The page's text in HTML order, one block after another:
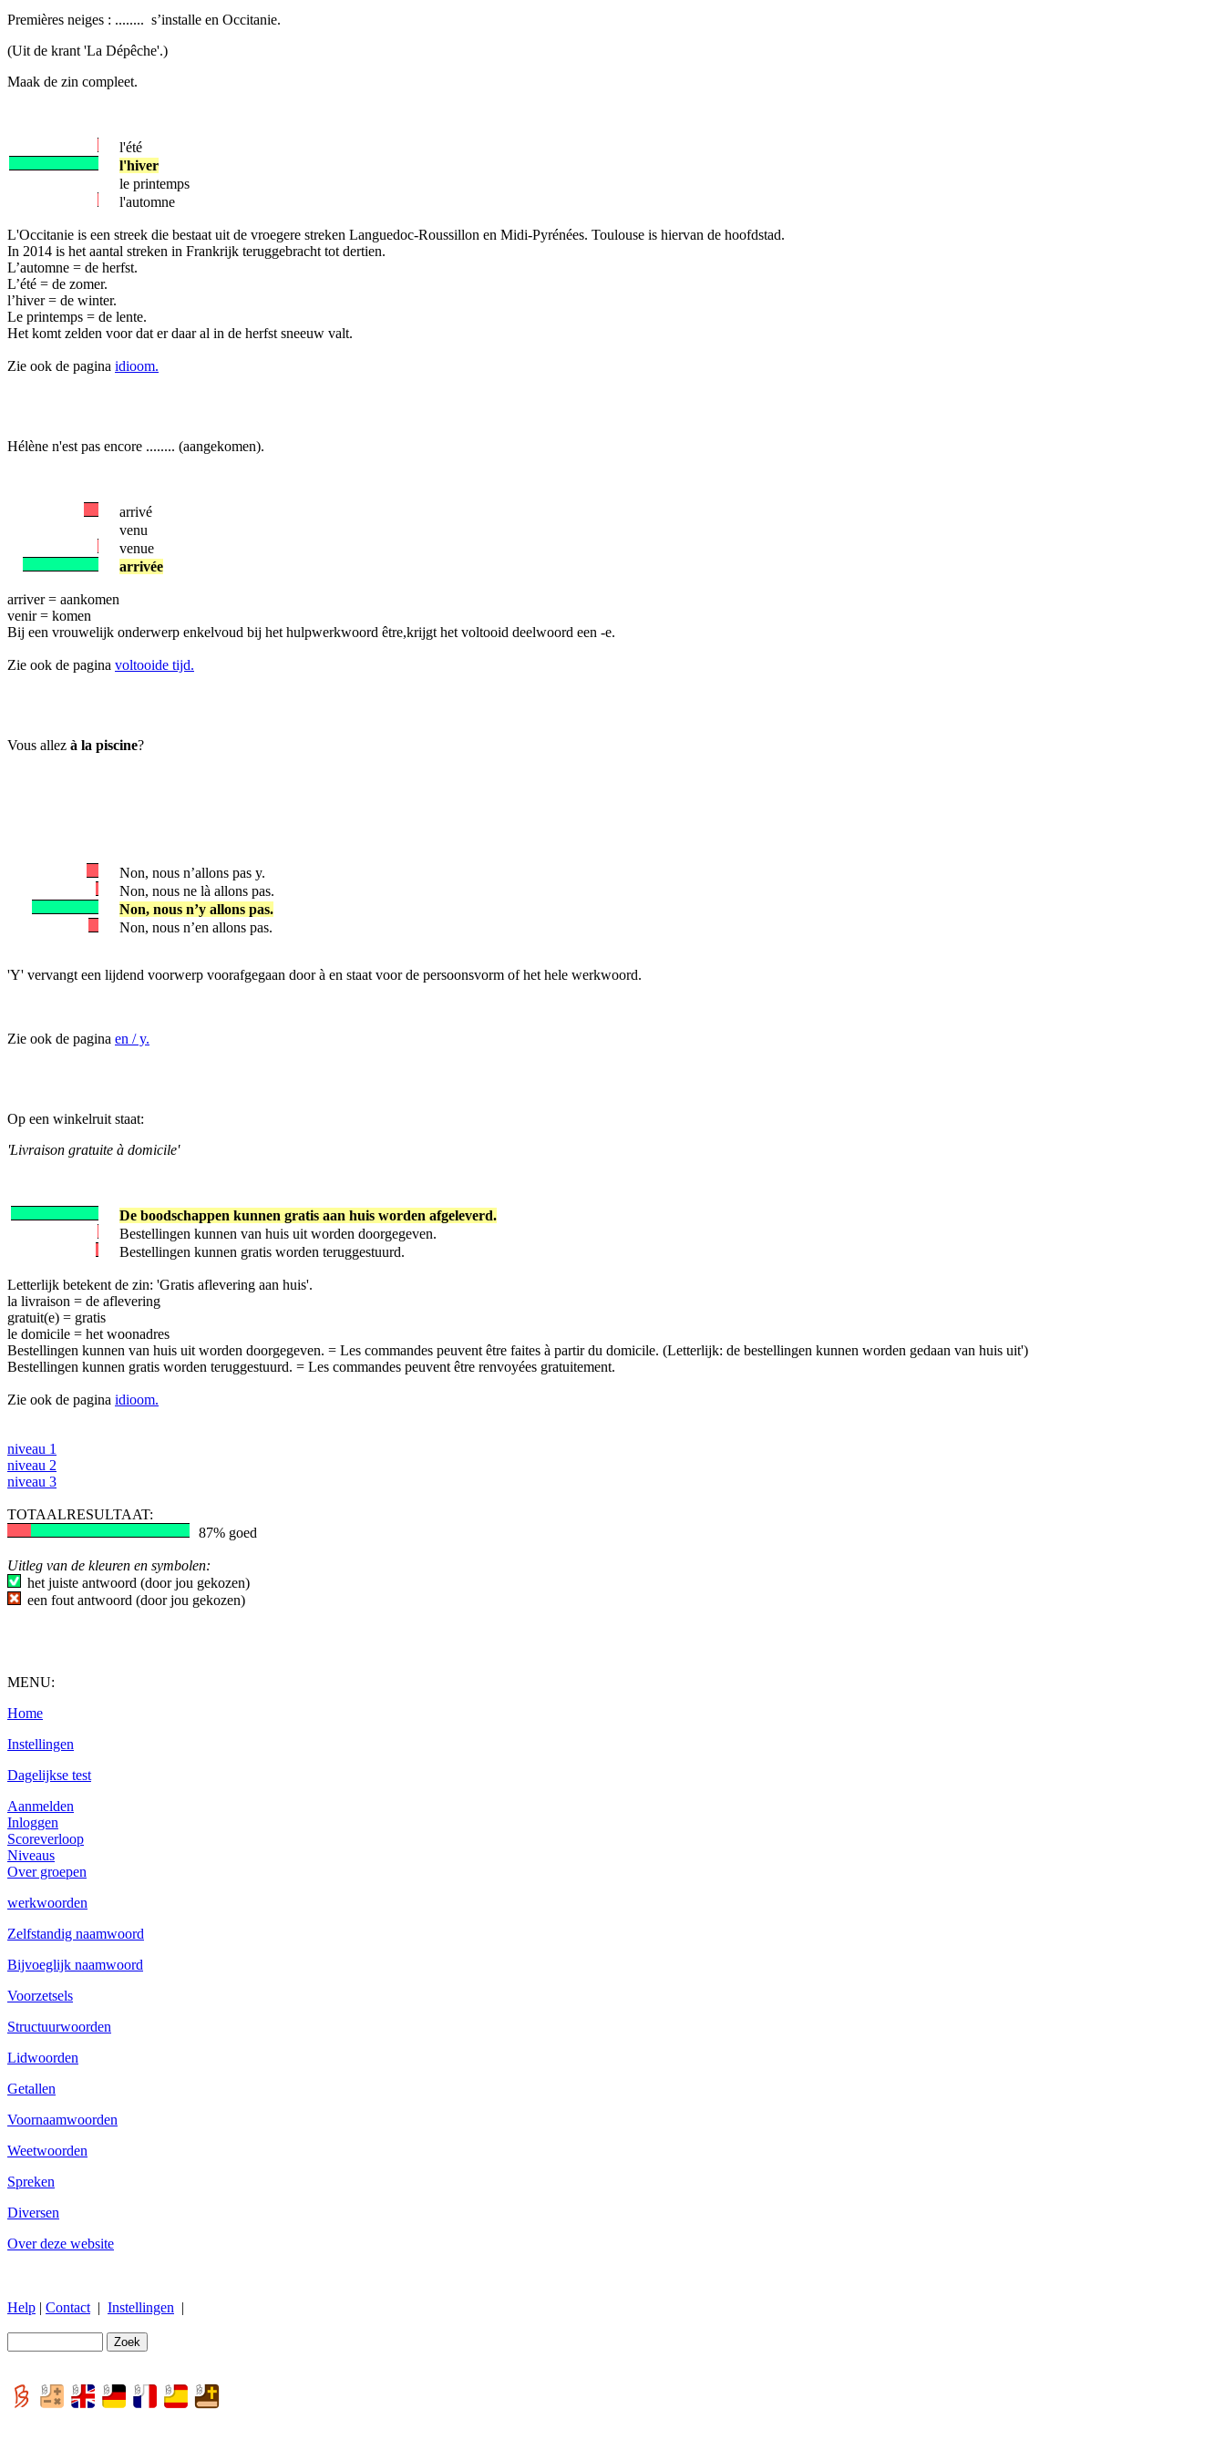
Premières neiges : ........ s’installe en Occitanie.
(Uit de krant 'La Dépêche'.)
Maak de zin compleet.
l'été
l'hiver
le printemps
l'automne
L'Occitanie is een streek die bestaat uit de vroegere streken Languedoc-Roussillon en Midi-Pyrénées. Toulouse is hiervan de hoofdstad.
In 2014 is het aantal streken in Frankrijk teruggebracht tot dertien.
L’automne = de herfst.
L’été = de zomer.
l’hiver = de winter.
Le printemps = de lente.
Het komt zelden voor dat er daar al in de herfst sneeuw valt.
Zie ook de pagina idioom.
Hélène n'est pas encore ........ (aangekomen).
arrivé
venu
venue
arrivée
arriver = aankomen
venir = komen
Bij een vrouwelijk onderwerp enkelvoud bij het hulpwerkwoord être,krijgt het voltooid deelwoord een -e.
Zie ook de pagina voltooide tijd.
Vous allez à la piscine?
Non, nous n’allons pas y.
Non, nous ne là allons pas.
Non, nous n’y allons pas.
Non, nous n’en allons pas.
'Y' vervangt een lijdend voorwerp voorafgegaan door à en staat voor de persoonsvorm of het hele werkwoord.
Zie ook de pagina en / y.
Op een winkelruit staat:
'Livraison gratuite à domicile'
De boodschappen kunnen gratis aan huis worden afgeleverd.
Bestellingen kunnen van huis uit worden doorgegeven.
Bestellingen kunnen gratis worden teruggestuurd.
Letterlijk betekent de zin: 'Gratis aflevering aan huis'.
la livraison = de aflevering
gratuit(e) = gratis
le domicile = het woonadres
Bestellingen kunnen van huis uit worden doorgegeven. = Les commandes peuvent être faites à partir du domicile. (Letterlijk: de bestellingen kunnen worden gedaan van huis uit')
Bestellingen kunnen gratis worden teruggestuurd. = Les commandes peuvent être renvoyées gratuitement.
Zie ook de pagina idioom.
niveau 1
niveau 2
niveau 3
TOTAALRESULTAAT:
87% goed
Uitleg van de kleuren en symbolen:
het juiste antwoord (door jou gekozen)
een fout antwoord (door jou gekozen)
MENU:
Home
Instellingen
Dagelijkse test
Aanmelden
Inloggen
Scoreverloop
Niveaus
Over groepen
werkwoorden
Zelfstandig naamwoord
Bijvoeglijk naamwoord
Voorzetsels
Structuurwoorden
Lidwoorden
Getallen
Voornaamwoorden
Weetwoorden
Spreken
Diversen
Over deze website
Help | Contact | Instellingen |